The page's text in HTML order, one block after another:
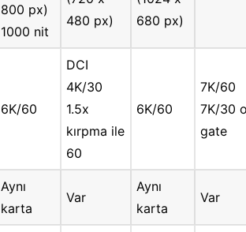
800 px)
1000 nit
480 px)
680 px)
6K/60
DCI
4K/30
1.5x
kırpma ile
60
6K/60
7K/60
7K/30
gate
Aynı
karta
Var
Aynı
karta
Var